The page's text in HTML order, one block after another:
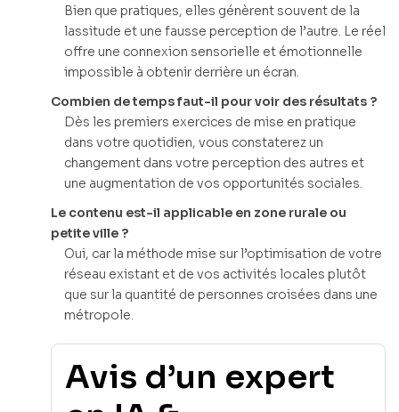
Bien que pratiques, elles génèrent souvent de la
lassitude et une fausse perception de l’autre. Le réel
offre une connexion sensorielle et émotionnelle
impossible à obtenir derrière un écran.
Combien de temps faut-il pour voir des résultats ?
Dès les premiers exercices de mise en pratique
dans votre quotidien, vous constaterez un
changement dans votre perception des autres et
une augmentation de vos opportunités sociales.
Le contenu est-il applicable en zone rurale ou
petite ville ?
Oui, car la méthode mise sur l’optimisation de votre
réseau existant et de vos activités locales plutôt
que sur la quantité de personnes croisées dans une
métropole.
Avis d’un expert